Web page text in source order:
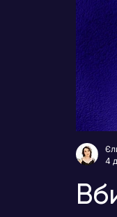
4